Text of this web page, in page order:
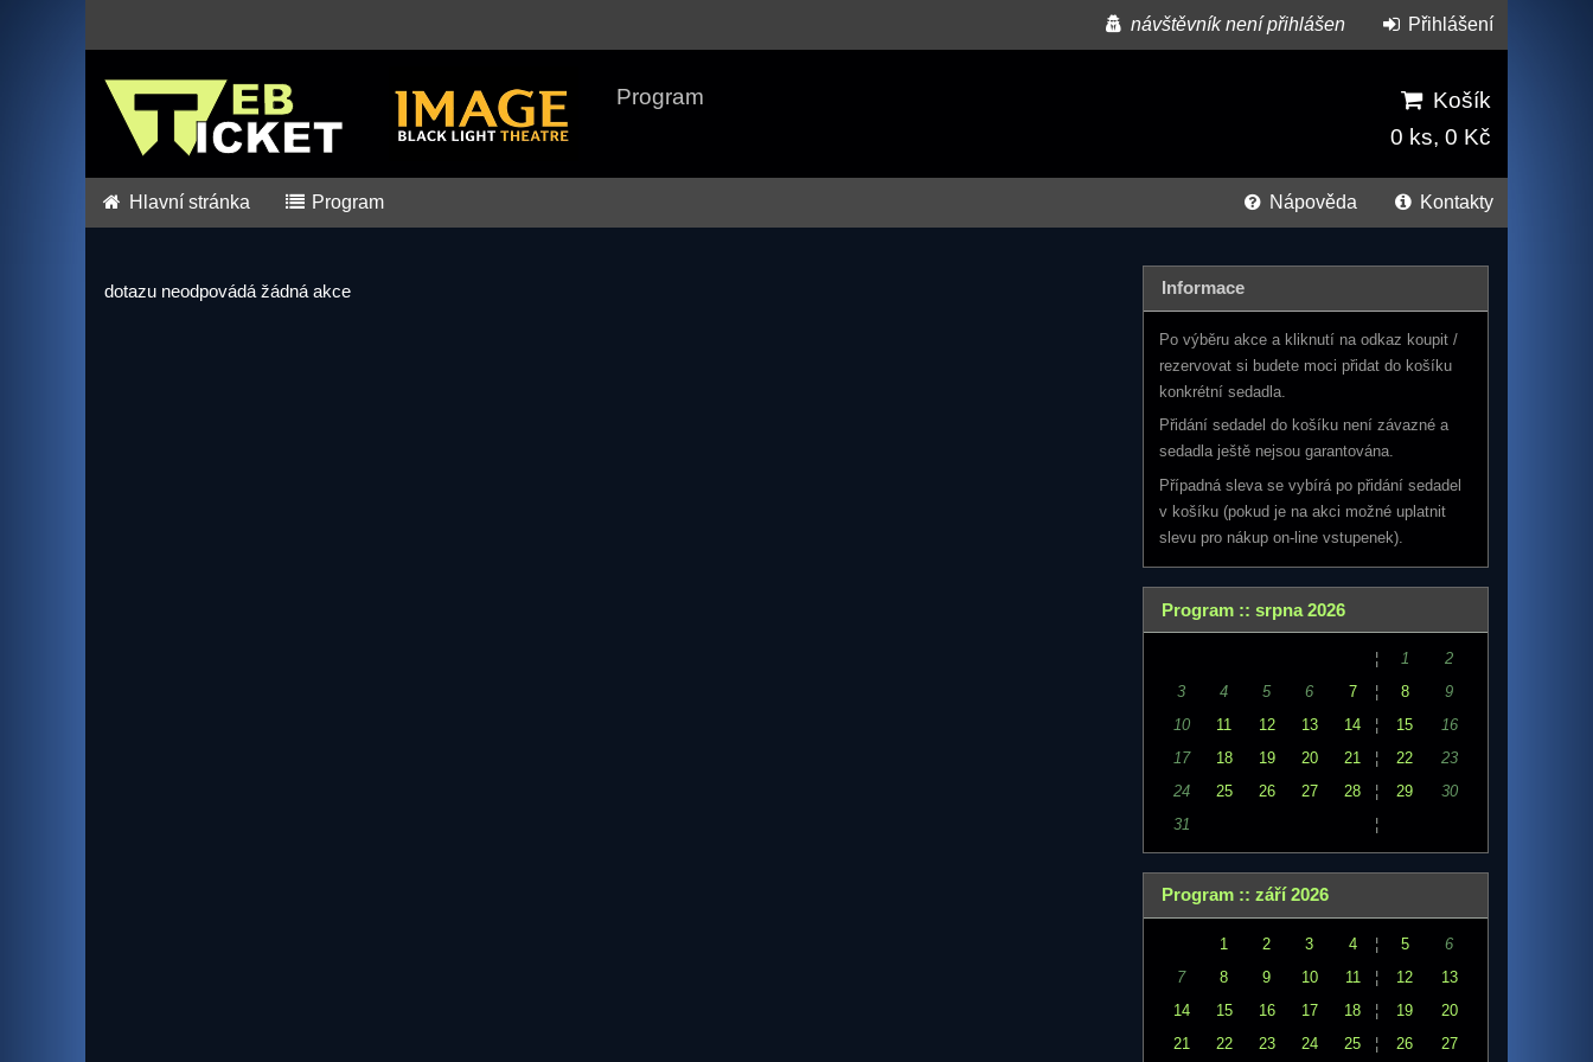
Program
Košík
0 ks, 0 Kč
návštěvník není přihlášen Přihlášení
Hlavní stránka Program Nápověda Kontakty
Informace
Po výběru akce a kliknutí na odkaz koupit /
rezervovat si budete moci přidat do košíku
konkrétní sedadla.
Přidání sedadel do košíku není závazné a
sedadla ještě nejsou garantována.
Případná sleva se vybírá po přidání sedadel
v košíku (pokud je na akci možné uplatnit
slevu pro nákup on-line vstupenek).
Program :: srpna 2026
¦ 1
2
3
4 5 6 7 ¦ 8
9
10
11 12 13 14 ¦ 15
16
17
18 19 20 21 ¦ 22
23
24
25 26 27 28 ¦ 29
30
31
¦
Program :: září 2026
1 2 3 4 ¦ 5
6
7
8 9 10 11 ¦ 12
13
14
15 16 17 18 ¦ 19
20
21
22 23 24 25 ¦ 26 27
dotazu neodpovádá žádná akce